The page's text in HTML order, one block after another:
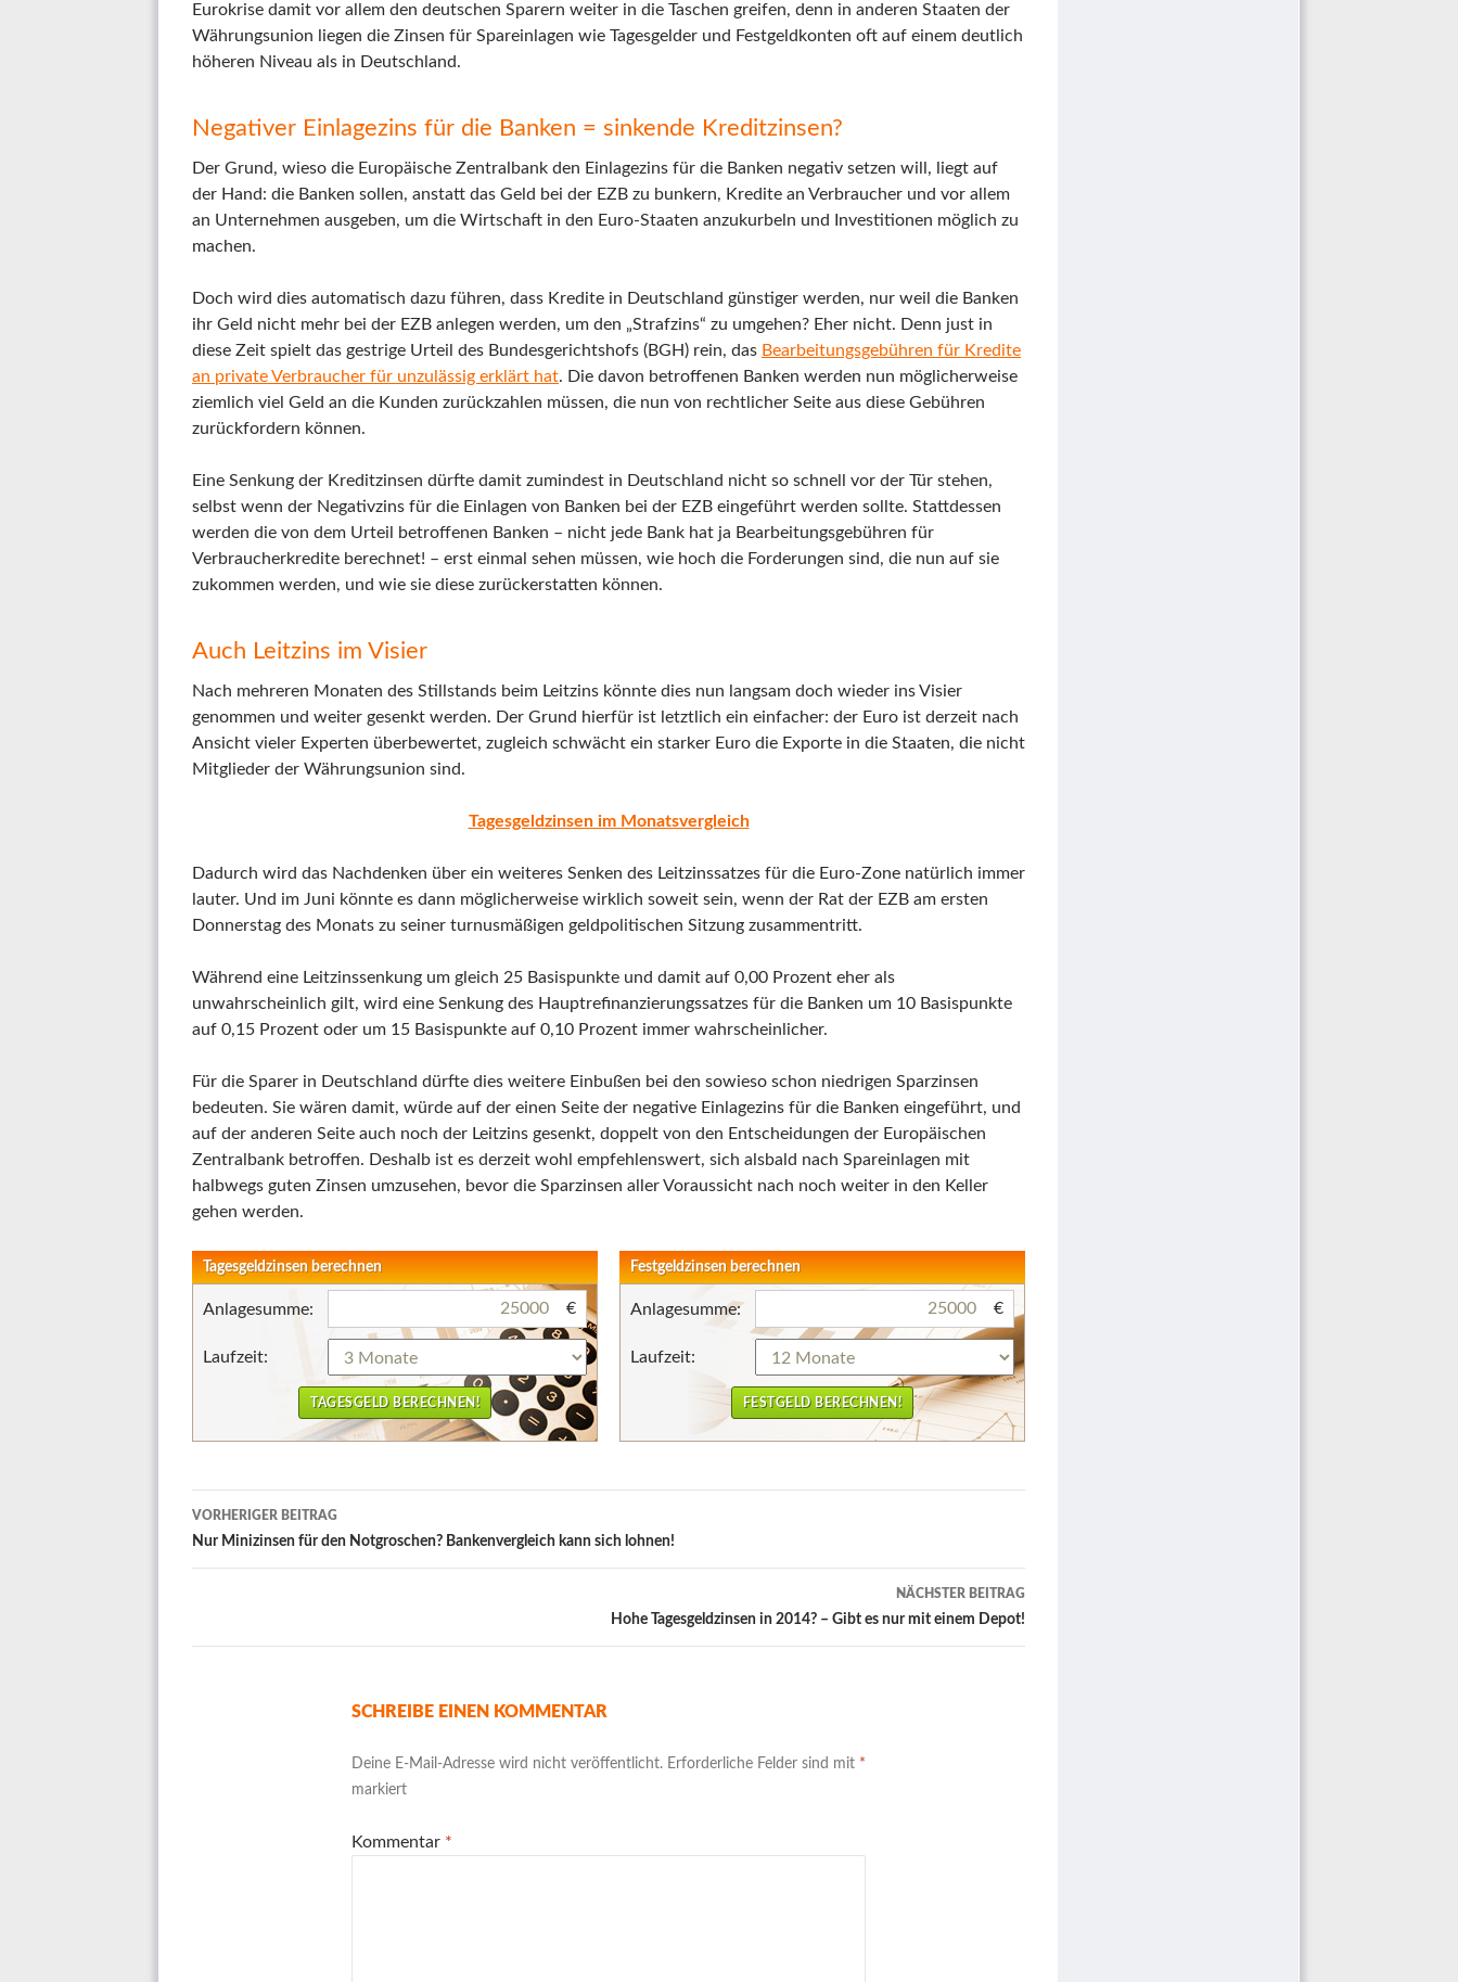
Eurokrise damit vor allem den deutschen Sparern weiter in die Taschen greifen, denn in anderen Staaten der
Währungsunion liegen die Zinsen für Spareinlagen wie Tagesgelder und Festgeldkonten oft auf einem deutlich
höheren Niveau als in Deutschland.
Negativer Einlagezins für die Banken = sinkende Kreditzinsen?
Der Grund, wieso die Europäische Zentralbank den Einlagezins für die Banken negativ setzen will, liegt auf
der Hand: die Banken sollen, anstatt das Geld bei der EZB zu bunkern, Kredite an Verbraucher und vor allem
an Unternehmen ausgeben, um die Wirtschaft in den Euro-Staaten anzukurbeln und Investitionen möglich zu
machen.
Doch wird dies automatisch dazu führen, dass Kredite in Deutschland günstiger werden, nur weil die Banken
ihr Geld nicht mehr bei der EZB anlegen werden, um den „Strafzins“ zu umgehen? Eher nicht. Denn just in
diese Zeit spielt das gestrige Urteil des Bundesgerichtshofs (BGH) rein, das Bearbeitungsgebühren für Kredite
an private Verbraucher für unzulässig erklärt hat. Die davon betroffenen Banken werden nun möglicherweise
ziemlich viel Geld an die Kunden zurückzahlen müssen, die nun von rechtlicher Seite aus diese Gebühren
zurückfordern können.
Eine Senkung der Kreditzinsen dürfte damit zumindest in Deutschland nicht so schnell vor der Tür stehen,
selbst wenn der Negativzins für die Einlagen von Banken bei der EZB eingeführt werden sollte. Stattdessen
werden die von dem Urteil betroffenen Banken – nicht jede Bank hat ja Bearbeitungsgebühren für
Verbraucherkredite berechnet! – erst einmal sehen müssen, wie hoch die Forderungen sind, die nun auf sie
zukommen werden, und wie sie diese zurückerstatten können.
Auch Leitzins im Visier
Nach mehreren Monaten des Stillstands beim Leitzins könnte dies nun langsam doch wieder ins Visier
genommen und weiter gesenkt werden. Der Grund hierfür ist letztlich ein einfacher: der Euro ist derzeit nach
Ansicht vieler Experten überbewertet, zugleich schwächt ein starker Euro die Exporte in die Staaten, die nicht
Mitglieder der Währungsunion sind.
Tagesgeldzinsen im Monatsvergleich
Dadurch wird das Nachdenken über ein weiteres Senken des Leitzinssatzes für die Euro-Zone natürlich immer
lauter. Und im Juni könnte es dann möglicherweise wirklich soweit sein, wenn der Rat der EZB am ersten
Donnerstag des Monats zu seiner turnusmäßigen geldpolitischen Sitzung zusammentritt.
Während eine Leitzinssenkung um gleich 25 Basispunkte und damit auf 0,00 Prozent eher als
unwahrscheinlich gilt, wird eine Senkung des Hauptrefinanzierungssatzes für die Banken um 10 Basispunkte
auf 0,15 Prozent oder um 15 Basispunkte auf 0,10 Prozent immer wahrscheinlicher.
Für die Sparer in Deutschland dürfte dies weitere Einbußen bei den sowieso schon niedrigen Sparzinsen
bedeuten. Sie wären damit, würde auf der einen Seite der negative Einlagezins für die Banken eingeführt, und
auf der anderen Seite auch noch der Leitzins gesenkt, doppelt von den Entscheidungen der Europäischen
Zentralbank betroffen. Deshalb ist es derzeit wohl empfehlenswert, sich alsbald nach Spareinlagen mit
halbwegs guten Zinsen umzusehen, bevor die Sparzinsen aller Voraussicht nach noch weiter in den Keller
gehen werden.
Tagesgeldzinsen berechnen
Anlagesumme: €
Laufzeit:
Festgeldzinsen berechnen
Anlagesumme: €
Laufzeit:
Beitrags-
Navigation
VORHERIGER BEITRAG
Nur Minizinsen für den Notgroschen? Bankenvergleich kann sich lohnen!
NÄCHSTER BEITRAG
Hohe Tagesgeldzinsen in 2014? – Gibt es nur mit einem Depot!
SCHREIBE EINEN KOMMENTAR
Deine E-Mail-Adresse wird nicht veröffentlicht. Erforderliche Felder sind mit *
markiert
Kommentar *